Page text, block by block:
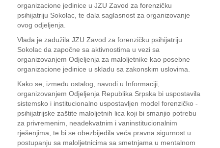
organizacione jedinice u JZU Zavod za forenzičku
psihijatriju Sokolac, te dala saglasnost za organizovanje
ovog odjeljenja.
Vlada je zadužila JZU Zavod za forenzičku psihijatriju
Sokolac da započne sa aktivnostima u vezi sa
organizovanjem Odjeljenja za maloljetnike kao posebne
organizacione jedinice u skladu sa zakonskim uslovima.
Kako se, između ostalog, navodi u Informaciji,
organizovanjem Odjeljenja Republika Srpska bi uspostavila
sistemsko i institucionalno uspostavljen model forenzičko -
psihijatrijske zaštite maloljetnih lica koji bi smanjio potrebu
za privremenim, neadekvatnim i vaninstitucionalnim
rješenjima, te bi se obezbijedila veća pravna sigurnost u
postupanju sa maloljetnicima sa smetnjama u mentalnom